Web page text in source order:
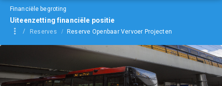
Financiële begroting
Uiteenzetting financiële positie
Reserves Reserve Openbaar Vervoer Projecten